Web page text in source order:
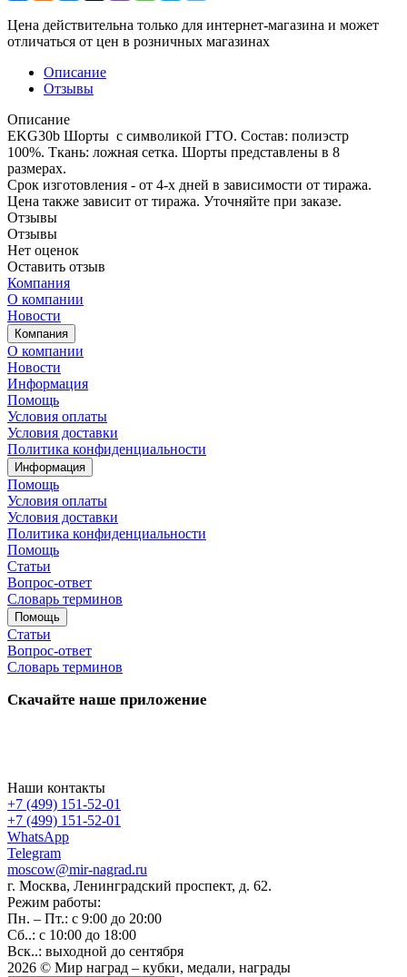
Цена действительна только для интернет-магазина и может
отличаться от цен в розничных магазинах
Описание
Отзывы
Описание
EKG30b Шорты с символикой ГТО. Состав: полиэстр
100%. Ткань: ложная сетка. Шорты представлены в 8
размерах.
Срок изготовления - от 4-х дней в зависимости от тиража.
Цена также зависит от тиража. Уточняйте при заказе.
Отзывы
Отзывы
Нет оценок
Оставить отзыв
Компания
О компании
Новости
Компания
О компании
Новости
Информация
Помощь
Условия оплаты
Условия доставки
Политика конфиденциальности
Информация
Помощь
Условия оплаты
Условия доставки
Политика конфиденциальности
Помощь
Статьи
Вопрос-ответ
Словарь терминов
Помощь
Статьи
Вопрос-ответ
Словарь терминов
Скачайте наше приложение
Наши контакты
+7 (499) 151-52-01
+7 (499) 151-52-01
WhatsApp
Telegram
moscow@mir-nagrad.ru
г. Москва, Ленинградский проспект, д. 62.
Режим работы:
Пн. – Пт.: с 9:00 до 20:00
Сб..: с 10:00 до 18:00
Вск..: выходной до сентября
2026 © Мир наград – кубки, медали, награды